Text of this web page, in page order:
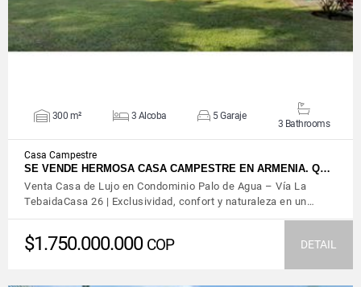
300 m² 3 Alcoba 5 Garaje
3 Bathrooms
Casa Campestre
SE VENDE HERMOSA CASA CAMPESTRE EN ARMENIA. Q…
Venta Casa de Lujo en Condominio Palo de Agua – Vía La
TebaidaCasa 26 | Exclusividad, confort y naturaleza en un…
$1.750.000.000 COP DETAIL